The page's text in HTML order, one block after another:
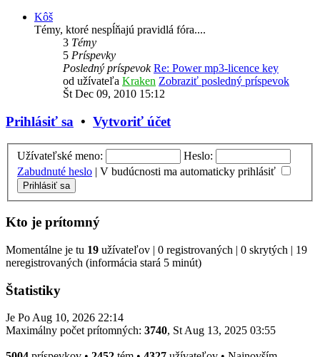
Kôš
Témy, ktoré nespĺňajú pravidlá fóra....
3 Témy
5 Príspevky
Posledný príspevok Re: Power mp3-licence key
od užívateľa Kraken Zobraziť posledný príspevok
Št Dec 09, 2010 15:12
Prihlásiť sa • Vytvoriť účet
Užívateľské meno:
Heslo:
Zabudnuté heslo | V budúcnosti ma automaticky prihlásiť
Kto je prítomný
Momentálne je tu 19 užívateľov | 0 registrovaných | 0 skrytých | 19
neregistrovaných (informácia stará 5 minút)
Štatistiky
Je Po Aug 10, 2026 22:14
Maximálny počet prítomných: 3740, St Aug 13, 2025 03:55